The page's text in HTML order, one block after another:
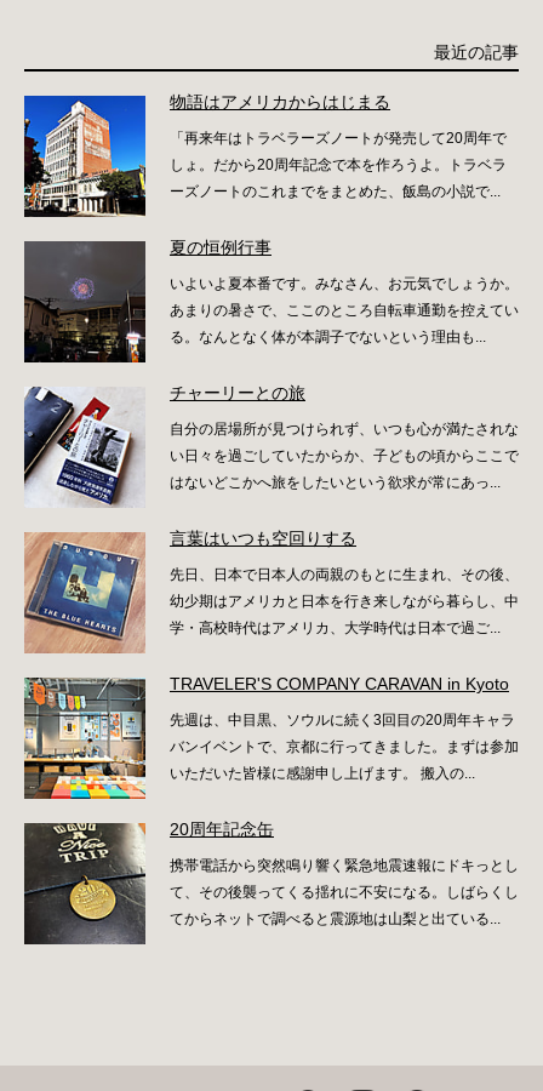
最近の記事
物語はアメリカからはじまる
「再来年はトラベラーズノートが発売して20周年で
しょ。だから20周年記念で本を作ろうよ。トラベラ
ーズノートのこれまでをまとめた、飯島の小説で...
夏の恒例行事
いよいよ夏本番です。みなさん、お元気でしょうか。
あまりの暑さで、ここのところ自転車通勤を控えてい
る。なんとなく体が本調子でないという理由も...
チャーリーとの旅
自分の居場所が見つけられず、いつも心が満たされな
い日々を過ごしていたからか、子どもの頃からここで
はないどこかへ旅をしたいという欲求が常にあっ...
言葉はいつも空回りする
先日、日本で日本人の両親のもとに生まれ、その後、
幼少期はアメリカと日本を行き来しながら暮らし、中
学・高校時代はアメリカ、大学時代は日本で過ご...
TRAVELER'S COMPANY CARAVAN in Kyoto
先週は、中目黒、ソウルに続く3回目の20周年キャラ
バンイベントで、京都に行ってきました。まずは参加
いただいた皆様に感謝申し上げます。 搬入の...
20周年記念缶
携帯電話から突然鳴り響く緊急地震速報にドキっとし
て、その後襲ってくる揺れに不安になる。しばらくし
てからネットで調べると震源地は山梨と出ている...